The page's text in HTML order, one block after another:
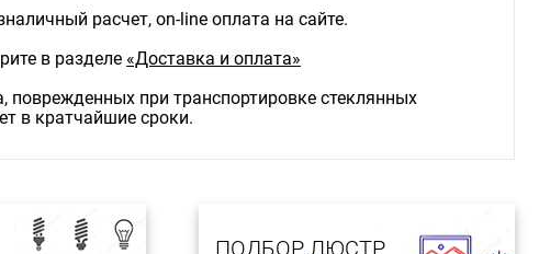
расчет, on-line оплата на сайте.
в разделе «Доставка и оплата»
поврежденных при транспортировке стеклянных
в кратчайшие сроки.
ПОДБОР ЛЮСТР